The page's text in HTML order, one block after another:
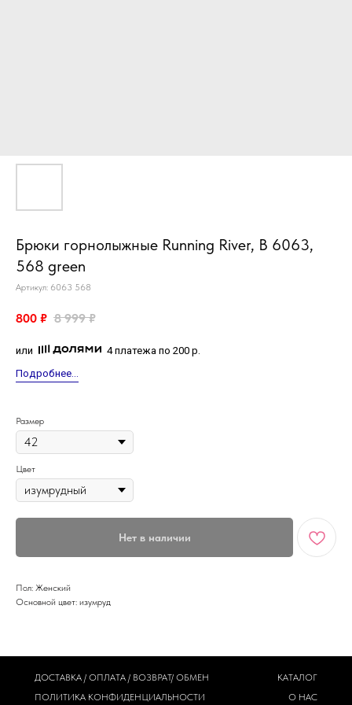
Брюки горнолыжные Running River, B 6063,
568 green
Артикул: 6063 568
800 ₽ 8 999 ₽
или
4 платежа по 200 р.
Подробнее...
Размер
Цвет
Нет в наличии
Пол: Женский
Основной цвет: изумруд
ДОСТАВКА / ОПЛАТА / ВОЗВРАТ/ ОБМЕН
ПОЛИТИКА КОНФИДЕНЦИАЛЬНОСТИ
КАТАЛОГ
О НАС